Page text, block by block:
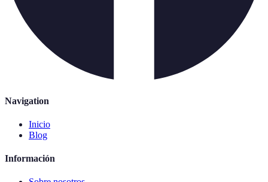
Navigation
Inicio
Blog
Información